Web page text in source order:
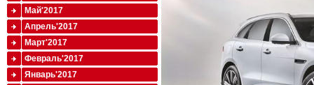
Май'2017
Апрель'2017
Март'2017
Февраль'2017
Январь'2017